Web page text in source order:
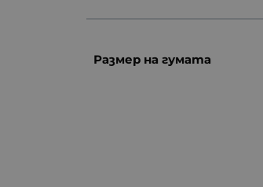
Размер на гумата